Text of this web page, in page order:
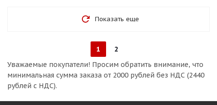
Показать еще
1
2
Уважаемые покупатели! Просим обратить внимание, что
минимальная сумма заказа от 2000 рублей без НДС (2440
рублей с НДС).